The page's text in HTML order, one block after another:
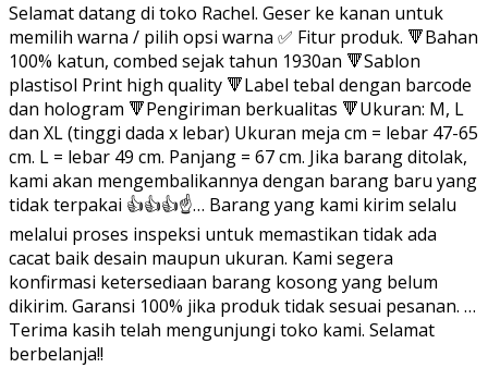
Selamat datang di toko Rachel. Geser ke kanan untuk
memilih warna / pilih opsi warna ✅ Fitur produk. 🔻Bahan
100% katun, combed sejak tahun 1930an 🔻Sablon
plastisol Print high quality 🔻Label tebal dengan barcode
dan hologram 🔻Pengiriman berkualitas 🔻Ukuran: M, L
dan XL (tinggi dada x lebar) Ukuran meja cm = lebar 47-65
cm. L = lebar 49 cm. Panjang = 67 cm. Jika barang ditolak,
kami akan mengembalikannya dengan barang baru yang
tidak terpakai 👍👍👍☝… Barang yang kami kirim selalu
melalui proses inspeksi untuk memastikan tidak ada
cacat baik desain maupun ukuran. Kami segera
konfirmasi ketersediaan barang kosong yang belum
dikirim. Garansi 100% jika produk tidak sesuai pesanan. …
Terima kasih telah mengunjungi toko kami. Selamat
berbelanja!!